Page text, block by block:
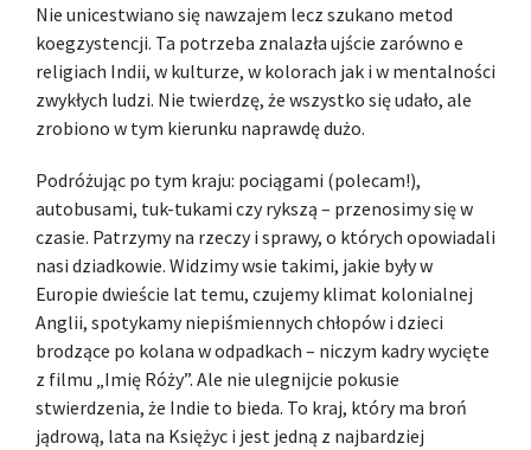
Nie unicestwiano się nawzajem lecz szukano metod
koegzystencji. Ta potrzeba znalazła ujście zarówno e
religiach Indii, w kulturze, w kolorach jak i w mentalności
zwykłych ludzi. Nie twierdzę, że wszystko się udało, ale
zrobiono w tym kierunku naprawdę dużo.
Podróżując po tym kraju: pociągami (polecam!),
autobusami, tuk-tukami czy rykszą – przenosimy się w
czasie. Patrzymy na rzeczy i sprawy, o których opowiadali
nasi dziadkowie. Widzimy wsie takimi, jakie były w
Europie dwieście lat temu, czujemy klimat kolonialnej
Anglii, spotykamy niepiśmiennych chłopów i dzieci
brodzące po kolana w odpadkach – niczym kadry wycięte
z filmu „Imię Róży”. Ale nie ulegnijcie pokusie
stwierdzenia, że Indie to bieda. To kraj, który ma broń
jądrową, lata na Księżyc i jest jedną z najbardziej